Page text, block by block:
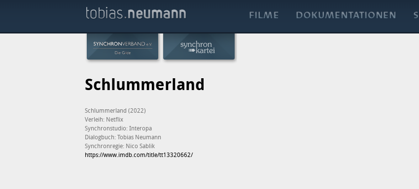
Schlummerland
Schlummerland (2022)
Verleih: Netflix
Synchronstudio: Interopa
Dialogbuch: Tobias Neumann
Synchronregie: Nico Sablik
https://www.imdb.com/title/tt13320662/